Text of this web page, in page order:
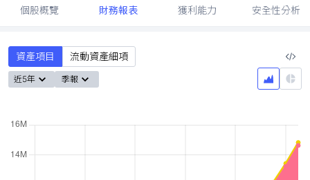
個股概覽 財務報表 獲利能力 安全性分析
資產項目 流動資產細項
近5年 季報